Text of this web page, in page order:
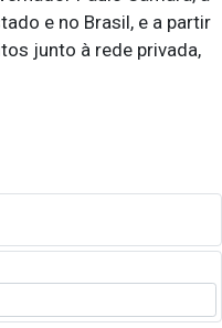
e no Brasil, e a partir
junto à rede privada,